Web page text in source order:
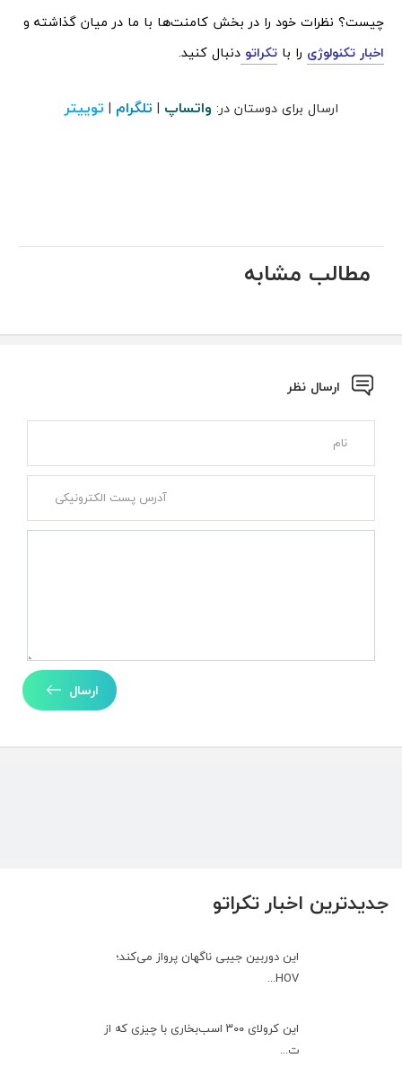
جدیدترین اخبار تکراتو
این دوربین جیبی ناگهان پرواز می‌کند؛
HOV...
این کرولای ۳۰۰ اسب‌بخاری با چیزی که از
ت...
چیست؟ نظرات خود را در بخش کامنت‌ها با ما در میان گذاشته و
اخبار تکنولوژی را با تکراتو دنبال کنید.
ارسال برای دوستان در: واتساپ | تلگرام | توییتر
مطالب مشابه
ارسال نظر
ارسال